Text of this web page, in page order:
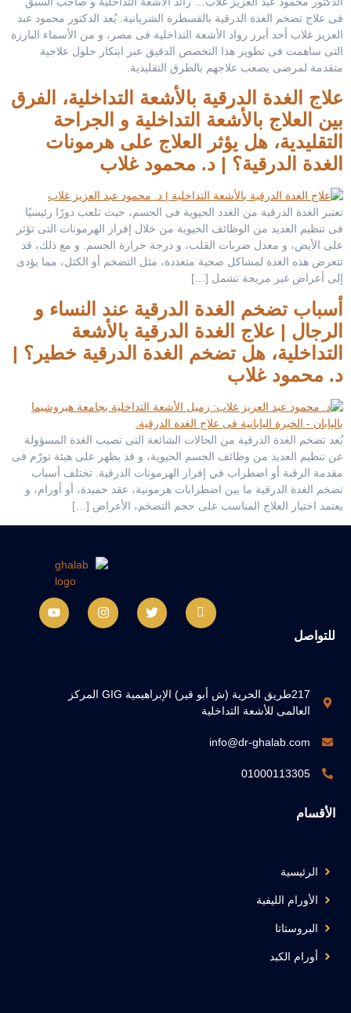
فى علاج تضخم الغدة الدرقية بالقسطرة الشريانية. يُعد الدكتور محمود عبد
العزيز غلاب أحد أبرز رواد الأشعة التداخلية فى مصر، و من الأسماء البارزة
التى ساهمت فى تطوير هذا التخصص الدقيق عبر ابتكار حلول علاجية
متقدمة لمرضى يصعب علاجهم بالطرق التقليدية.
علاج الغدة الدرقية بالأشعة التداخلية، الفرق
بين العلاج بالأشعة التداخلية و الجراحة
التقليدية، هل يؤثر العلاج على هرمونات
الغدة الدرقية؟ | د. محمود غلاب
تعتبر الغدة الدرقية من الغدد الحيوية فى الجسم، حيث تلعب دورًا رئيسيًا
فى تنظيم العديد من الوظائف الحيوية من خلال إفراز الهرمونات التى تؤثر
على الأيض، و معدل ضربات القلب، و درجة حرارة الجسم. و مع ذلك، قد
تتعرض هذه الغدة لمشاكل صحية متعددة، مثل التضخم أو الكتل، مما يؤدى
إلى أعراض غير مريحة تشمل […]
أسباب تضخم الغدة الدرقية عند النساء و
الرجال | علاج الغدة الدرقية بالأشعة
التداخلية، هل تضخم الغدة الدرقية خطير؟ |
د. محمود غلاب
يُعد تضخم الغدة الدرقية من الحالات الشائعة التى تصيب الغدة المسؤولة
عن تنظيم العديد من وظائف الجسم الحيوية، و قد يظهر على هيئة تورّم فى
مقدمة الرقبة أو اضطراب في إفراز الهرمونات الدرقية. تختلف أسباب
تضخم الغدة الدرقية ما بين اضطرابات هرمونية، عقد حميدة، أو أورام، و
يعتمد اختيار العلاج المناسب على حجم التضخم، الأعراض […]
للتواصل
217طريق الحرية (ش أبو قير) الإبراهيمية GIG المركز
العالمى للأشعة التداخلية
info@dr-ghalab.com
01000113305
الأقسام
الرئيسية
الأورام الليفية
البروستاتا
أورام الكبد